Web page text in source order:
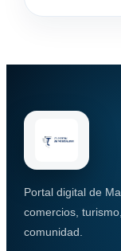
Portal digital de
comercios,
comunidad.